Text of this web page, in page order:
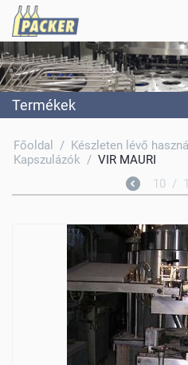
Termékek
Főoldal / Készleten lévő
Kapszulázók / VIR MAURI
10 /